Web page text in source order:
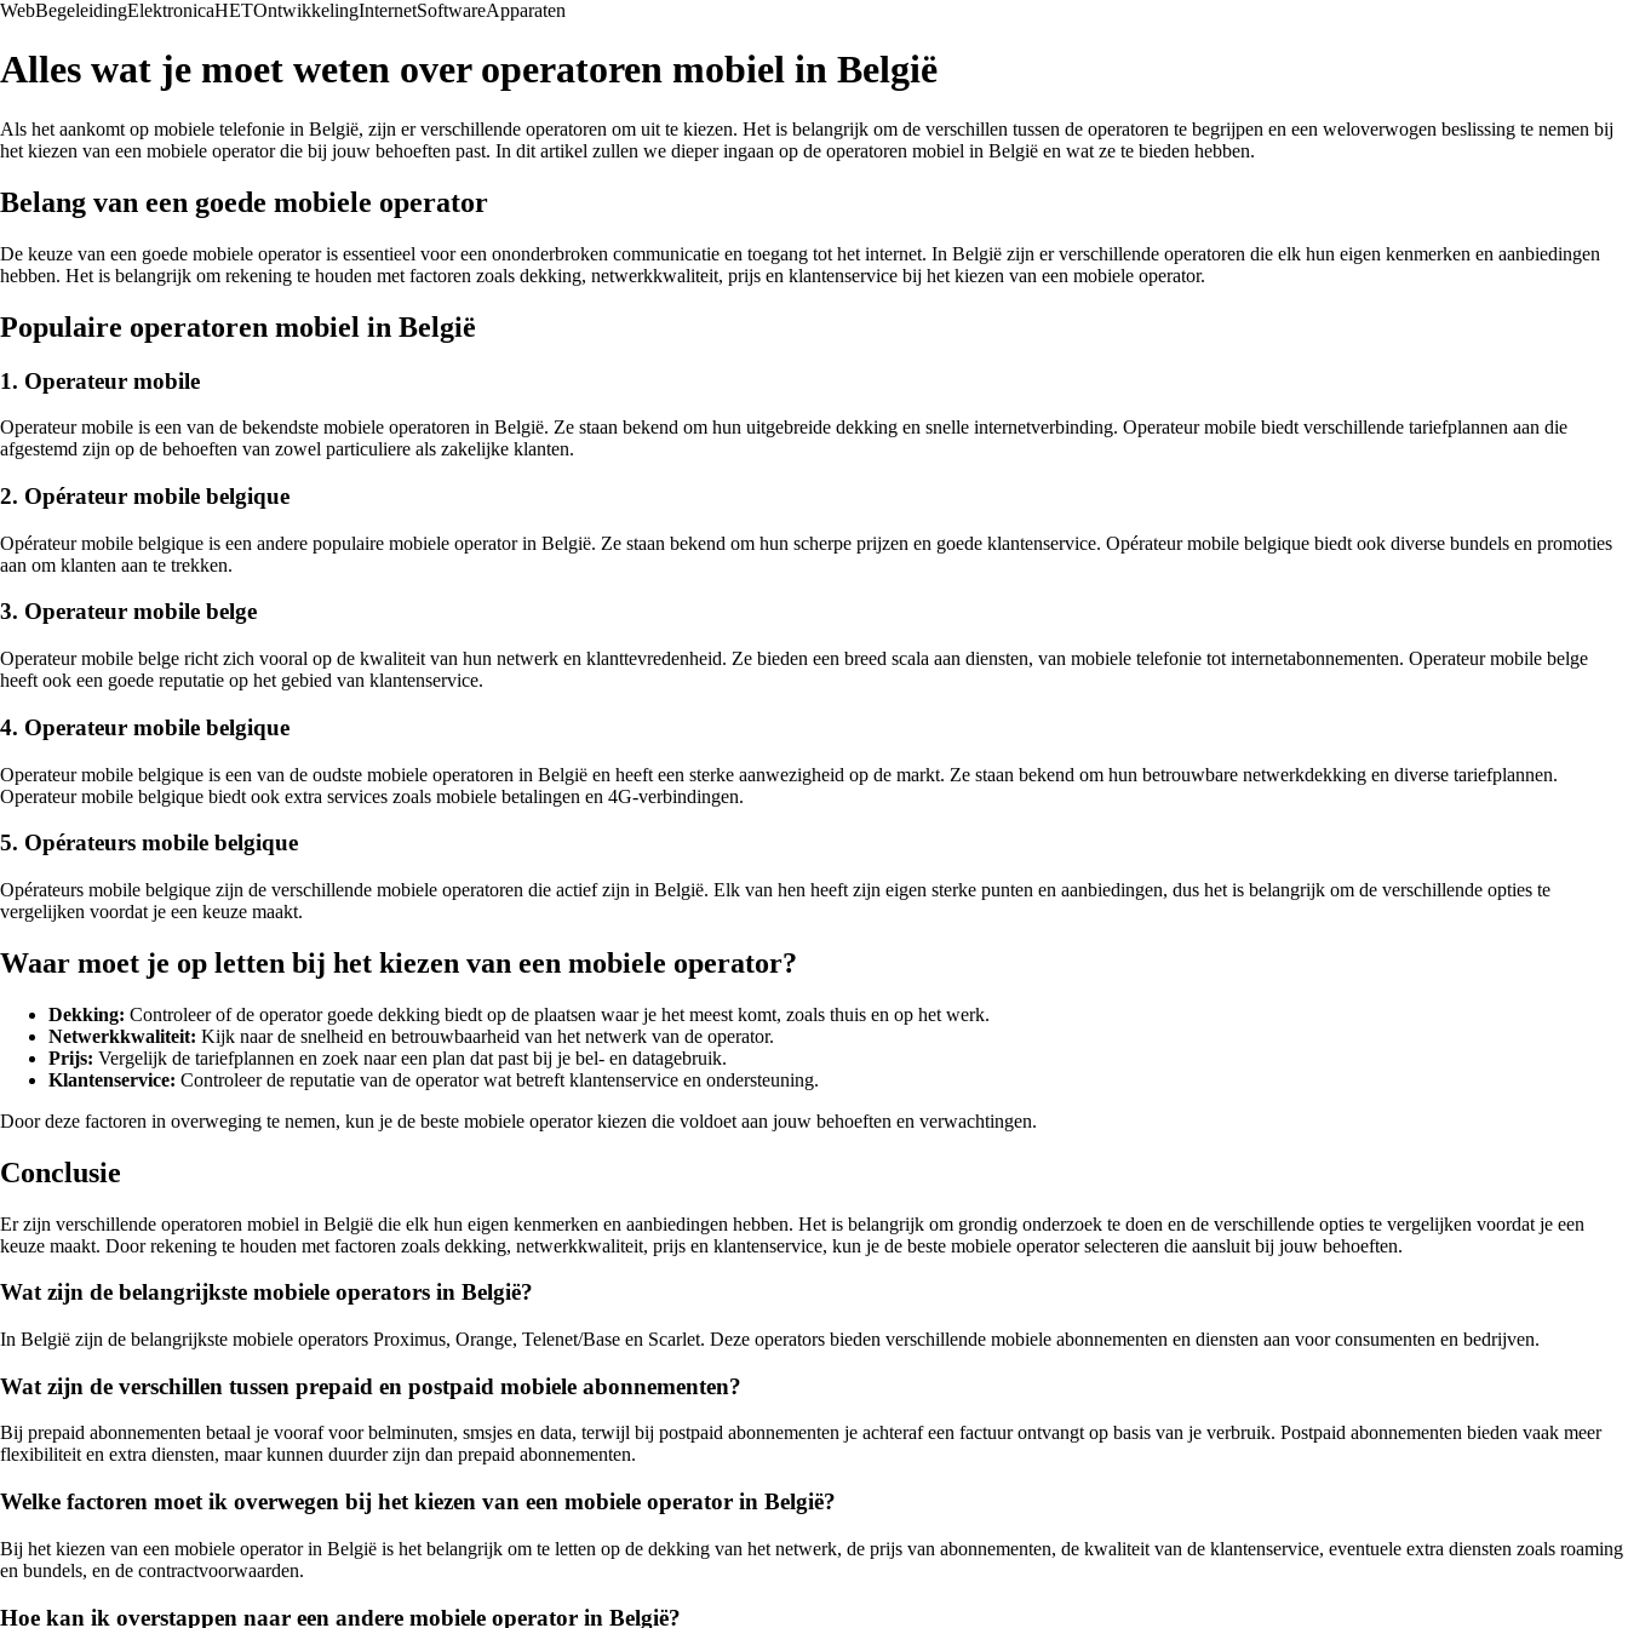
WebBegeleidingElektronicaHETOntwikkelingInternetSoftwareApparaten
Alles wat je moet weten over operatoren mobiel in België
Als het aankomt op mobiele telefonie in België, zijn er verschillende operatoren om uit te kiezen. Het is belangrijk om de verschillen tussen de operatoren te begrijpen en een weloverwogen beslissing te nemen bij
het kiezen van een mobiele operator die bij jouw behoeften past. In dit artikel zullen we dieper ingaan op de operatoren mobiel in België en wat ze te bieden hebben.
Belang van een goede mobiele operator
De keuze van een goede mobiele operator is essentieel voor een ononderbroken communicatie en toegang tot het internet. In België zijn er verschillende operatoren die elk hun eigen kenmerken en aanbiedingen
hebben. Het is belangrijk om rekening te houden met factoren zoals dekking, netwerkkwaliteit, prijs en klantenservice bij het kiezen van een mobiele operator.
Populaire operatoren mobiel in België
1. Operateur mobile
Operateur mobile is een van de bekendste mobiele operatoren in België. Ze staan bekend om hun uitgebreide dekking en snelle internetverbinding. Operateur mobile biedt verschillende tariefplannen aan die
afgestemd zijn op de behoeften van zowel particuliere als zakelijke klanten.
2. Opérateur mobile belgique
Opérateur mobile belgique is een andere populaire mobiele operator in België. Ze staan bekend om hun scherpe prijzen en goede klantenservice. Opérateur mobile belgique biedt ook diverse bundels en promoties
aan om klanten aan te trekken.
3. Operateur mobile belge
Operateur mobile belge richt zich vooral op de kwaliteit van hun netwerk en klanttevredenheid. Ze bieden een breed scala aan diensten, van mobiele telefonie tot internetabonnementen. Operateur mobile belge
heeft ook een goede reputatie op het gebied van klantenservice.
4. Operateur mobile belgique
Operateur mobile belgique is een van de oudste mobiele operatoren in België en heeft een sterke aanwezigheid op de markt. Ze staan bekend om hun betrouwbare netwerkdekking en diverse tariefplannen.
Operateur mobile belgique biedt ook extra services zoals mobiele betalingen en 4G-verbindingen.
5. Opérateurs mobile belgique
Opérateurs mobile belgique zijn de verschillende mobiele operatoren die actief zijn in België. Elk van hen heeft zijn eigen sterke punten en aanbiedingen, dus het is belangrijk om de verschillende opties te
vergelijken voordat je een keuze maakt.
Waar moet je op letten bij het kiezen van een mobiele operator?
Dekking: Controleer of de operator goede dekking biedt op de plaatsen waar je het meest komt, zoals thuis en op het werk.
Netwerkkwaliteit: Kijk naar de snelheid en betrouwbaarheid van het netwerk van de operator.
Prijs: Vergelijk de tariefplannen en zoek naar een plan dat past bij je bel- en datagebruik.
Klantenservice: Controleer de reputatie van de operator wat betreft klantenservice en ondersteuning.
Door deze factoren in overweging te nemen, kun je de beste mobiele operator kiezen die voldoet aan jouw behoeften en verwachtingen.
Conclusie
Er zijn verschillende operatoren mobiel in België die elk hun eigen kenmerken en aanbiedingen hebben. Het is belangrijk om grondig onderzoek te doen en de verschillende opties te vergelijken voordat je een
keuze maakt. Door rekening te houden met factoren zoals dekking, netwerkkwaliteit, prijs en klantenservice, kun je de beste mobiele operator selecteren die aansluit bij jouw behoeften.
Wat zijn de belangrijkste mobiele operators in België?
In België zijn de belangrijkste mobiele operators Proximus, Orange, Telenet/Base en Scarlet. Deze operators bieden verschillende mobiele abonnementen en diensten aan voor consumenten en bedrijven.
Wat zijn de verschillen tussen prepaid en postpaid mobiele abonnementen?
Bij prepaid abonnementen betaal je vooraf voor belminuten, smsjes en data, terwijl bij postpaid abonnementen je achteraf een factuur ontvangt op basis van je verbruik. Postpaid abonnementen bieden vaak meer
flexibiliteit en extra diensten, maar kunnen duurder zijn dan prepaid abonnementen.
Welke factoren moet ik overwegen bij het kiezen van een mobiele operator in België?
Bij het kiezen van een mobiele operator in België is het belangrijk om te letten op de dekking van het netwerk, de prijs van abonnementen, de kwaliteit van de klantenservice, eventuele extra diensten zoals roaming
en bundels, en de contractvoorwaarden.
Hoe kan ik overstappen naar een andere mobiele operator in België?